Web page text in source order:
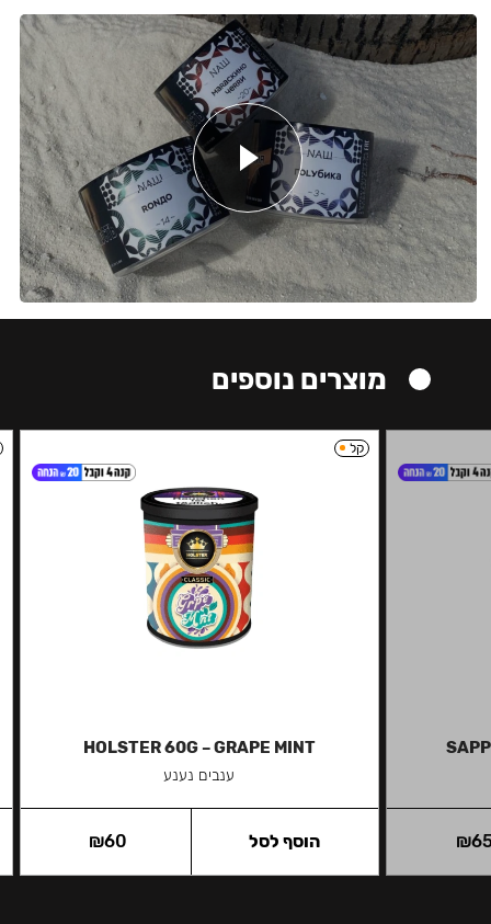
מוצרים נוספים
₪
קל
HOLSTER 60G – GRAPE MINT
ענבים נענע
₪60 הוסף לסל